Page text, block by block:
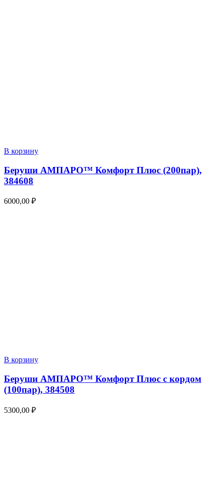
В корзину
Беруши АМПАРО™ Комфорт Плюс (200пар),
384608
6000,00 ₽
В корзину
Беруши АМПАРО™ Комфорт Плюс с кордом
(100пар), 384508
5300,00 ₽